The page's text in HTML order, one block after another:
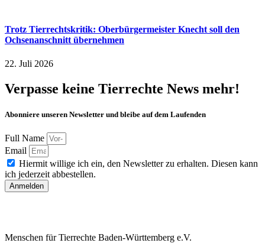
Trotz Tierrechtskritik: Oberbürgermeister Knecht soll den
Ochsenanschnitt übernehmen
22. Juli 2026
Verpasse keine Tierrechte News mehr!
Abonniere unseren Newsletter und bleibe auf dem Laufenden
Full Name
Email
Hiermit willige ich ein, den Newsletter zu erhalten. Diesen kann
ich jederzeit abbestellen.
Anmelden
Menschen für Tierrechte Baden-Württemberg e.V.